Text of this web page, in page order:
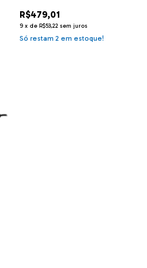
R$479,01
9 x de R$53,22 sem juros
Só restam 2 em estoque!